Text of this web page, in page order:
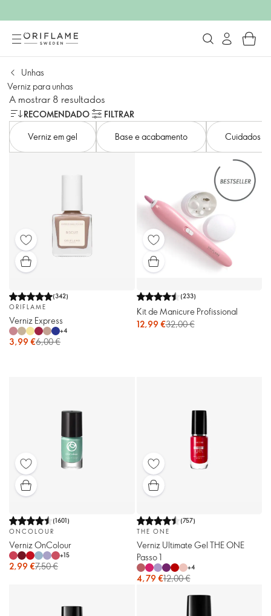
Unhas
Verniz para unhas
A mostrar 8 resultados
RECOMENDADO
FILTRAR
Verniz em gel
Base e acabamento Cuidados
(342)
ORIFLAME
Verniz Express
+4
3,99 €6,00 €
(233)
Kit de Manicure Profissional
12,99 €32,00 €
(1601)
ONCOLOUR
Verniz OnColour
+15
2,99 €7,50 €
(757)
THE ONE
Verniz Ultimate Gel THE ONE
Passo 1
+4
4,79 €12,00 €